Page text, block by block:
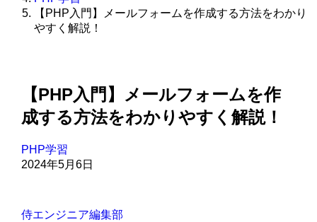
【PHP入門】メールフォームを作成する方法をわかり
やすく解説！
【PHP入門】メールフォームを作
成する方法をわかりやすく解説！
PHP学習
2024年5月6日
侍エンジニア編集部